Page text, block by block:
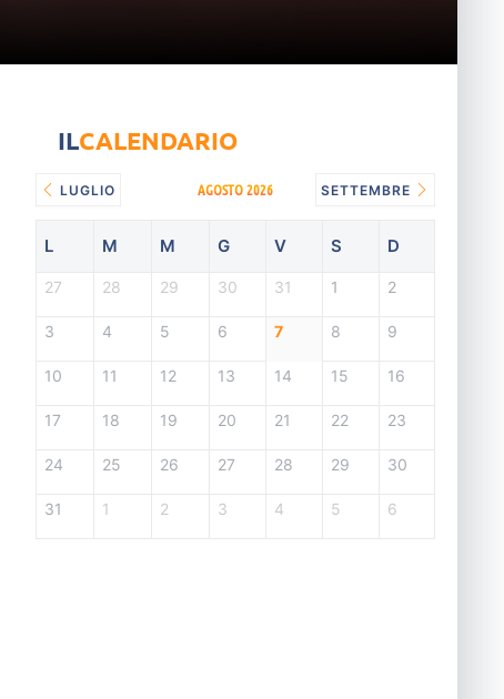
ILCALENDARIO
LUGLIO AGOSTO 2026 SETTEMBRE
L M M G V S D
27 28 29 30 31 1 2
3 4 5 6 7 8 9
10 11 12 13 14 15 16
17 18 19 20 21 22 23
24 25 26 27 28 29 30
31 1 2 3 4 5 6